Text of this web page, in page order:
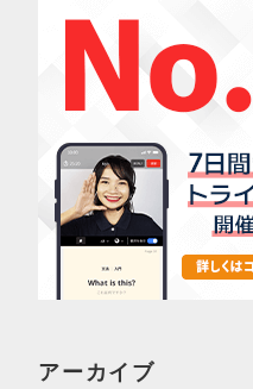
アーカイブ